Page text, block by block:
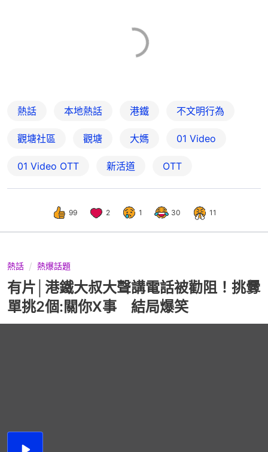
熱話 本地熱話 港鐵 不文明行為
觀塘社區 觀塘 大媽 01 Video
01‌ ‌Video‌ ‌OTT 新活道 OTT
99 2 1 30 11
熱話 熱爆話題
有片│港鐵大叔大聲講電話被勸阻！挑釁
單挑2個:關你X事 結局爆笑